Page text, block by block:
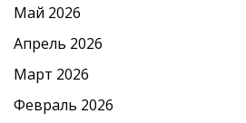
Май 2026
Апрель 2026
Март 2026
Февраль 2026